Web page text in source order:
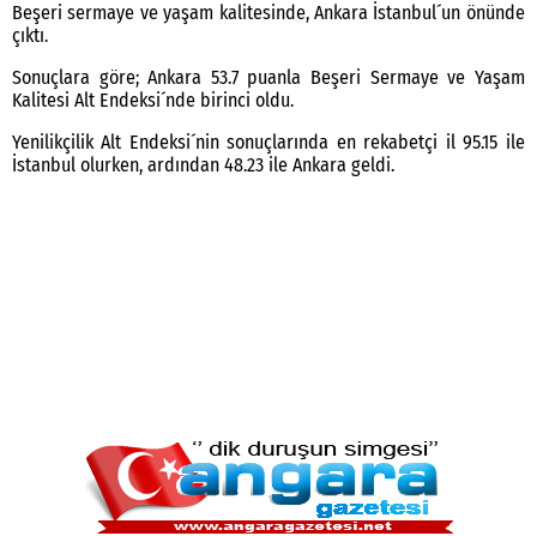
Beşeri sermaye ve yaşam kalitesinde, Ankara İstanbul´un önünde
çıktı.
Sonuçlara göre; Ankara 53.7 puanla Beşeri Sermaye ve Yaşam
Kalitesi Alt Endeksi´nde birinci oldu.
Yenilikçilik Alt Endeksi´nin sonuçlarında en rekabetçi il 95.15 ile
İstanbul olurken, ardından 48.23 ile Ankara geldi.